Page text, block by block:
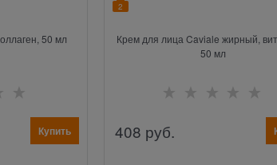
50 мл
Купить
2
Крем для лица Caviale жирный,
50 мл
408 руб.